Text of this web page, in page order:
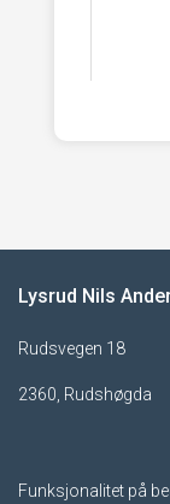
Lysrud Nils
Rudsvegen 18
2360, Rudshøgda
Funksjonalitet på